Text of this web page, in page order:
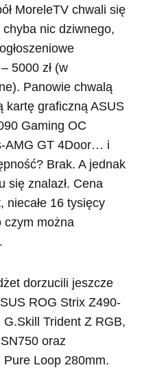
MoreleTV chwali się
nic dziwnego,
5000 zł (w
Panowie chwalą
kartę graficzną ASUS
Gaming OC
AMG GT 4Door… i
Brak. A jednak
się znalazł. Cena
niecałe 16 tysięcy
czym można
.
dorzucili jeszcze
ROG Strix Z490-
Trident Z RGB,
oraz
Pure Loop 280mm.